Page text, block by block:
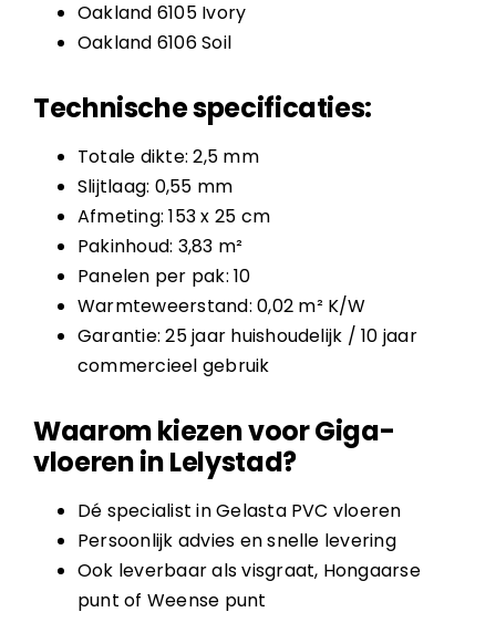
Oakland 6105 Ivory
Oakland 6106 Soil
Technische specificaties:
Totale dikte: 2,5 mm
Slijtlaag: 0,55 mm
Afmeting: 153 x 25 cm
Pakinhoud: 3,83 m²
Panelen per pak: 10
Warmteweerstand: 0,02 m² K/W
Garantie: 25 jaar huishoudelijk / 10 jaar
commercieel gebruik
Waarom kiezen voor Giga-
vloeren in Lelystad?
Dé specialist in Gelasta PVC vloeren
Persoonlijk advies en snelle levering
Ook leverbaar als visgraat, Hongaarse
punt of Weense punt